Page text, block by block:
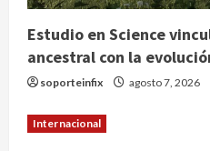
Estudio en Science
ancestral con la
soporteinfix agosto 7, 2026
Internacional
3 agosto 7,
Investiga
de chiles